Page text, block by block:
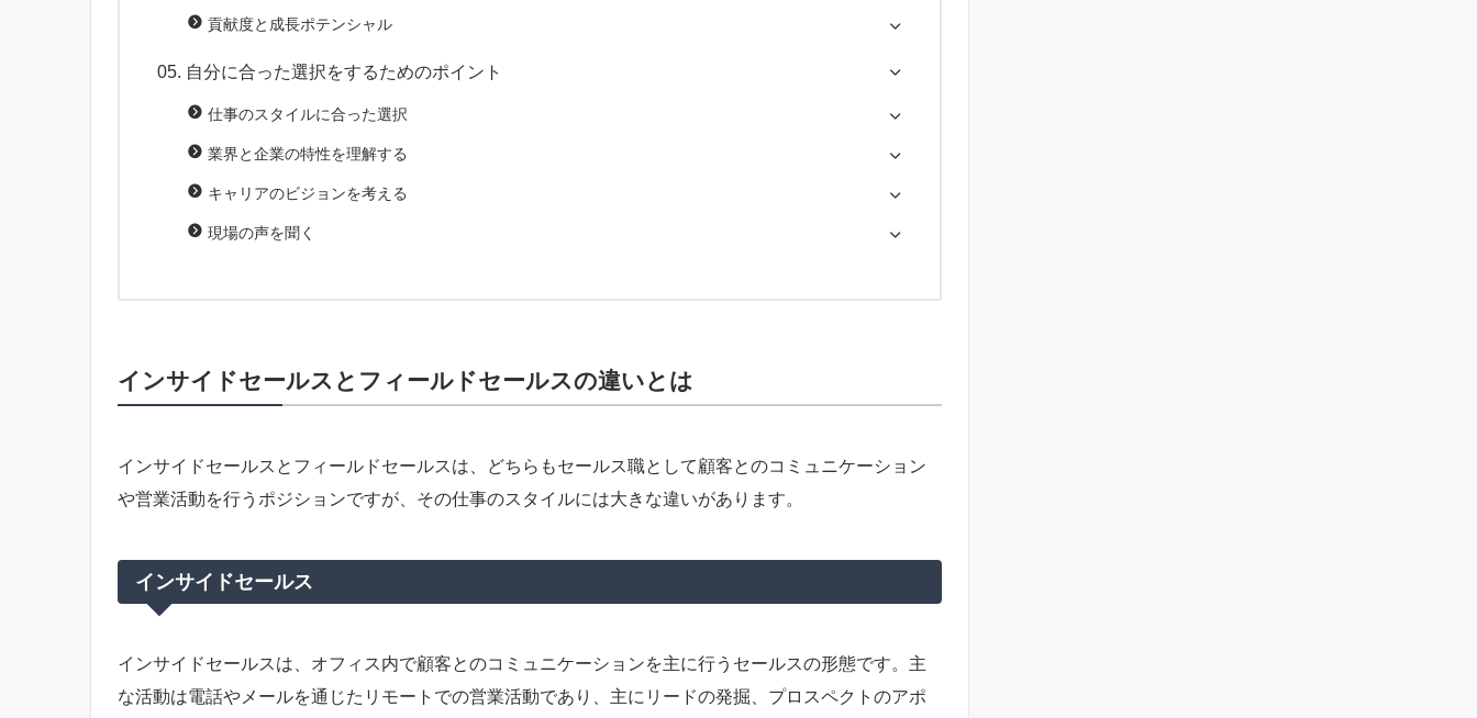
貢献度と成長ポテンシャル
自分に合った選択をするためのポイント
仕事のスタイルに合った選択
業界と企業の特性を理解する
キャリアのビジョンを考える
現場の声を聞く
インサイドセールスとフィールドセールスの違いとは
インサイドセールスとフィールドセールスは、どちらもセールス職として顧客とのコミュニケーション
や営業活動を行うポジションですが、その仕事のスタイルには大きな違いがあります。
インサイドセールス
インサイドセールスは、オフィス内で顧客とのコミュニケーションを主に行うセールスの形態です。主
な活動は電話やメールを通じたリモートでの営業活動であり、主にリードの発掘、プロスペクトのアポ